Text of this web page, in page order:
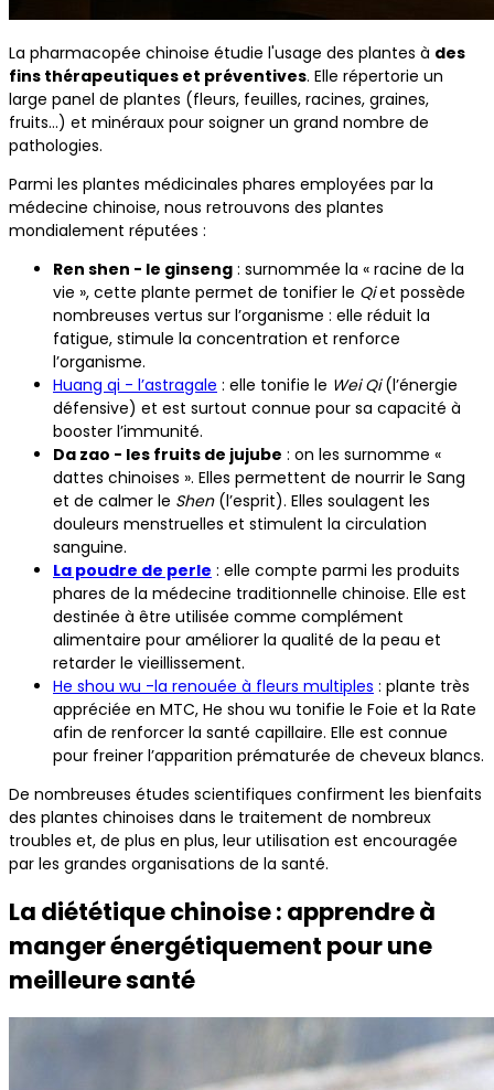
La pharmacopée chinoise étudie l'usage des plantes à des
fins thérapeutiques et préventives. Elle répertorie un
large panel de plantes (fleurs, feuilles, racines, graines,
fruits…) et minéraux pour soigner un grand nombre de
pathologies.
Parmi les plantes médicinales phares employées par la
médecine chinoise, nous retrouvons des plantes
mondialement réputées :
Ren shen - le ginseng : surnommée la « racine de la
vie », cette plante permet de tonifier le Qiet possède
nombreuses vertus sur l’organisme : elle réduit la
fatigue, stimule la concentration et renforce
l’organisme.
Huang qi - l’astragale : elle tonifie le Wei Qi(l’énergie
défensive) et est surtout connue pour sa capacité à
booster l’immunité.
Da zao - les fruits de jujube : on les surnomme «
dattes chinoises ». Elles permettent de nourrir le Sang
et de calmer le Shen(l’esprit). Elles soulagent les
douleurs menstruelles et stimulent la circulation
sanguine.
La poudre de perle : elle compte parmi les produits
phares de la médecine traditionnelle chinoise. Elle est
destinée à être utilisée comme complément
alimentaire pour améliorer la qualité de la peau et
retarder le vieillissement.
He shou wu -la renouée à fleurs multiples : plante très
appréciée en MTC, He shou wu tonifie le Foie et la Rate
afin de renforcer la santé capillaire. Elle est connue
pour freiner l’apparition prématurée de cheveux blancs.
De nombreuses études scientifiques confirment les bienfaits
des plantes chinoises dans le traitement de nombreux
troubles et, de plus en plus, leur utilisation est encouragée
par les grandes organisations de la santé.
La diététique chinoise : apprendre à
manger énergétiquement pour une
meilleure santé